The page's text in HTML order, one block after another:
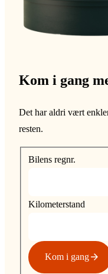
Kom i gang
Det har aldri vært
resten.
Bilens regnr.
Kilometerstand
Kom i gang